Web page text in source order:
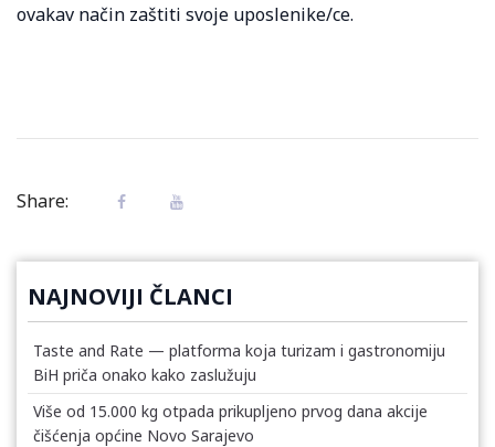
ovakav način zaštiti svoje uposlenike/ce.
Share:
NAJNOVIJI ČLANCI
Taste and Rate — platforma koja turizam i gastronomiju
BiH priča onako kako zaslužuju
Više od 15.000 kg otpada prikupljeno prvog dana akcije
čišćenja općine Novo Sarajevo